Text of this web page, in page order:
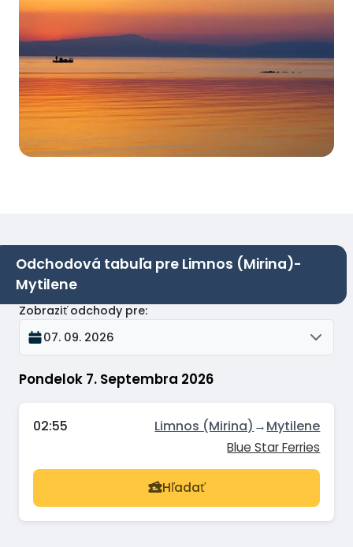
Odchodová tabuľa pre Limnos (Mirina)-
Mytilene
Pondelok 7. Septembra 2026
Zobraziť odchody pre:
07. 09. 2026
02:55 Limnos (Mirina) →Mytilene
Blue Star Ferries
Hľadať